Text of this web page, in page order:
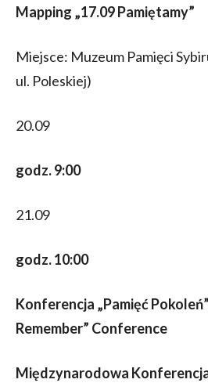
Mapping „17.09 Pamiętamy”
Miejsce: Muzeum Pamięci
ul. Poleskiej)
20.09
godz. 9:00
21.09
godz. 10:00
Konferencja „Pamięć
Remember” Conference
Międzynarodowa